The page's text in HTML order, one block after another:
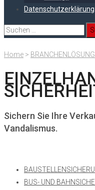
Datenschutzerklärung
Suchen
nach:
Home >
Sichern Sie Ihre
Vandalismus.
BUS- UND